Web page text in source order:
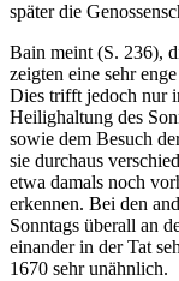
später die
Bain meint (S. 236),
zeigten eine sehr
Dies trifft jedoch nur
Heilighaltung des
sowie dem Besuch
sie durchaus
etwa damals noch
erkennen. Bei den
Sonntags überall an
einander in der Tat
1670 sehr unähnlich.